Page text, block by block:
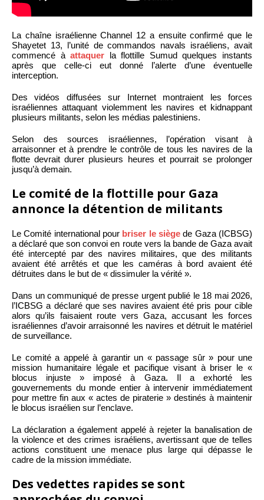
La chaîne israélienne Channel 12 a ensuite confirmé que le
Shayetet 13, l’unité de commandos navals israéliens, avait
commencé àattaquer la flottille Sumud quelques instants
après que celle-ci eut donné l’alerte d’une éventuelle
interception.
Des vidéos diffusées sur Internet montraient les forces
israéliennes attaquant violemment les navires et kidnappant
plusieurs militants, selon les médias palestiniens.
Selon des sources israéliennes, l’opération visant à
arraisonner et à prendre le contrôle de tous les navires de la
flotte devrait durer plusieurs heures et pourrait se prolonger
jusqu’à demain.
Le comité de la flottille pour Gaza
annonce la détention de militants
Le Comité international pour briser le siège de Gaza (ICBSG)
a déclaré que son convoi en route vers la bande de Gaza avait
été intercepté par des navires militaires, que des militants
avaient été arrêtés et que les caméras à bord avaient été
détruites dans le but de « dissimuler la vérité ».
Dans un communiqué de presse urgent publié le 18 mai 2026,
l’ICBSG a déclaré que ses navires avaient été pris pour cible
alors qu’ils faisaient route vers Gaza, accusant les forces
israéliennes d’avoir arraisonné les navires et détruit le matériel
de surveillance.
Le comité a appelé à garantir un « passage sûr » pour une
mission humanitaire légale et pacifique visant à briser le «
blocus injuste » imposé à Gaza. Il a exhorté les
gouvernements du monde entier à intervenir immédiatement
pour mettre fin aux « actes de piraterie » destinés à maintenir
le blocus israélien sur l’enclave.
La déclaration a également appelé à rejeter la banalisation de
la violence et des crimes israéliens, avertissant que de telles
actions constituent une menace plus large qui dépasse le
cadre de la mission immédiate.
Des vedettes rapides se sont